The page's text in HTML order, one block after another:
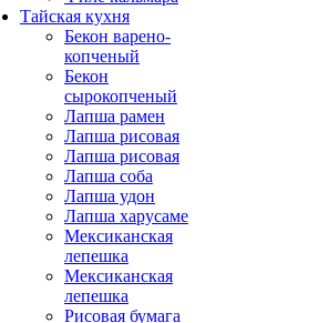
Тайская кухня
Бекон варено-
копченый
Бекон
сырокопченый
Лапша рамен
Лапша рисовая
Лапша рисовая
Лапша соба
Лапша удон
Лапша харусаме
Мексиканская
лепешка
Мексиканская
лепешка
Рисовая бумага